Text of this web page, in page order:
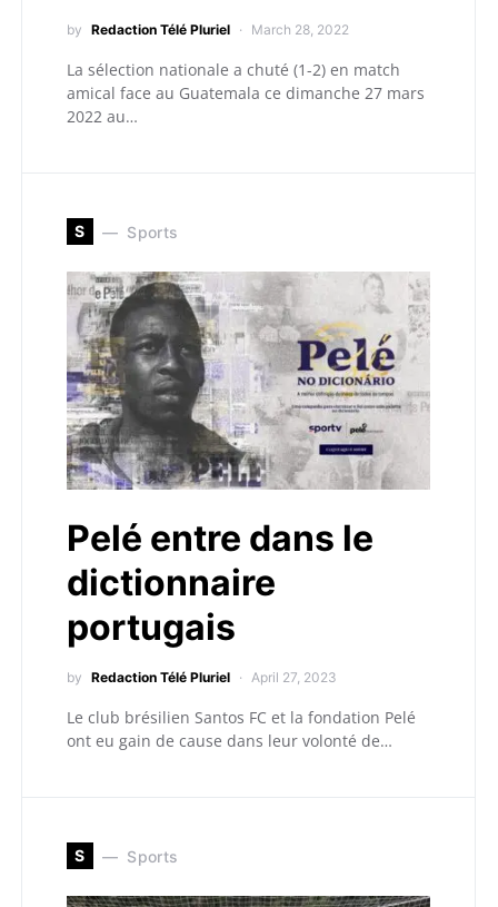
by Redaction Télé Pluriel March 28, 2022
La sélection nationale a chuté (1-2) en match
amical face au Guatemala ce dimanche 27 mars
2022 au…
S Sports
Pelé entre dans le
dictionnaire
portugais
by Redaction Télé Pluriel April 27, 2023
Le club brésilien Santos FC et la fondation Pelé
ont eu gain de cause dans leur volonté de…
S Sports